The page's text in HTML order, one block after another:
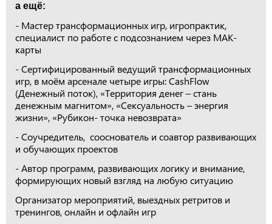
а ещё:
- Мастер трансформационных игр, игропрактик,
специалист по работе с подсознанием через МАК-
карты
- Сертифицированный ведущий трансформационных
игр, в моём арсенале четыре игры: CashFlow
(Денежный поток), «Территория денег – стань
денежным магнитом», «Сексуальность – энергия
жизни», «Рубикон- точка невозврата»
- Соучредитель, сооснователь и соавтор развивающих
и обучающих проектов
- Автор программ, развивающих логику и внимание,
формирующих новый взгляд на любую ситуацию
Организатор мероприятий, выездных ретритов и
тренингов, онлайн и офлайн игр